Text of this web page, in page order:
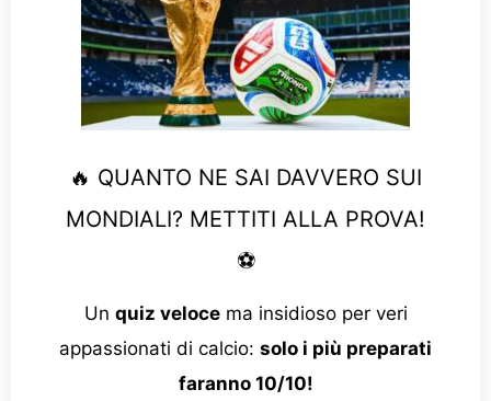
🔥 QUANTO NE SAI DAVVERO SUI
MONDIALI? METTITI ALLA PROVA!
⚽
Un quiz velocema insidioso per veri
appassionati di calcio: solo i più preparati
faranno 10/10!